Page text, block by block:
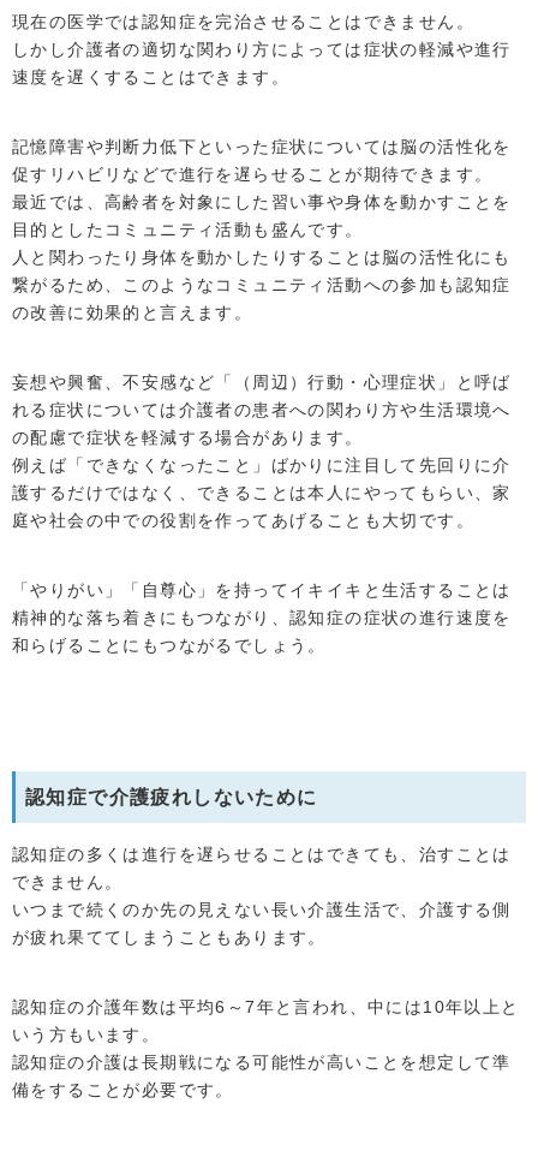
現在の医学では認知症を完治させることはできません。
しかし介護者の適切な関わり方によっては症状の軽減や進行
速度を遅くすることはできます。
記憶障害や判断力低下といった症状については脳の活性化を
促すリハビリなどで進行を遅らせることが期待できます。
最近では、高齢者を対象にした習い事や身体を動かすことを
目的としたコミュニティ活動も盛んです。
人と関わったり身体を動かしたりすることは脳の活性化にも
繋がるため、このようなコミュニティ活動への参加も認知症
の改善に効果的と言えます。
妄想や興奮、不安感など「（周辺）行動・心理症状」と呼ば
れる症状については介護者の患者への関わり方や生活環境へ
の配慮で症状を軽減する場合があります。
例えば「できなくなったこと」ばかりに注目して先回りに介
護するだけではなく、できることは本人にやってもらい、家
庭や社会の中での役割を作ってあげることも大切です。
「やりがい」「自尊心」を持ってイキイキと生活することは
精神的な落ち着きにもつながり、認知症の症状の進行速度を
和らげることにもつながるでしょう。
認知症で介護疲れしないために
認知症の多くは進行を遅らせることはできても、治すことは
できません。
いつまで続くのか先の見えない長い介護生活で、介護する側
が疲れ果ててしまうこともあります。
認知症の介護年数は平均6～7年と言われ、中には10年以上と
いう方もいます。
認知症の介護は長期戦になる可能性が高いことを想定して準
備をすることが必要です。